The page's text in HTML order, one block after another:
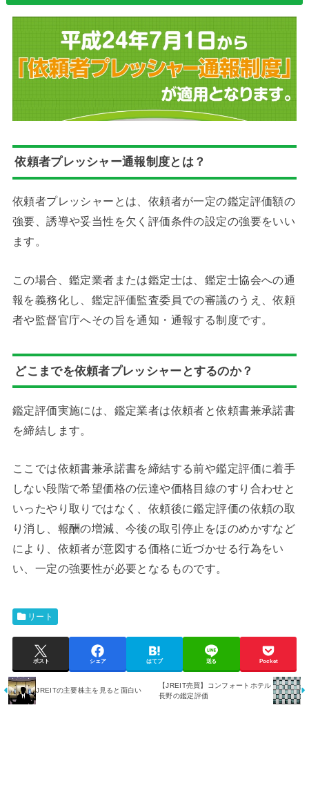
依頼者プレッシャー通報制度とは？
依頼者プレッシャーとは、依頼者が一定の鑑定評価額の
強要、誘導や妥当性を欠く評価条件の設定の強要をいい
ます。
この場合、鑑定業者または鑑定士は、鑑定士協会への通
報を義務化し、鑑定評価監査委員での審議のうえ、依頼
者や監督官庁へその旨を通知・通報する制度です。
どこまでを依頼者プレッシャーとするのか？
鑑定評価実施には、鑑定業者は依頼者と依頼書兼承諾書
を締結します。
ここでは依頼書兼承諾書を締結する前や鑑定評価に着手
しない段階で希望価格の伝達や価格目線のすり合わせと
いったやり取りではなく、依頼後に鑑定評価の依頼の取
り消し、報酬の増減、今後の取引停止をほのめかすなど
により、依頼者が意図する価格に近づかせる行為をい
い、一定の強要性が必要となるものです。
リート
ポスト シェア はてブ 送る Pocket
JREITの主要株主を見ると面白い
【JREIT売買】コンフォートホテル
長野の鑑定評価